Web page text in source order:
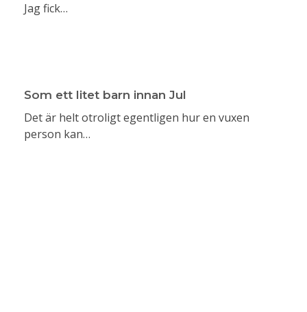
Jag fick…
Som ett litet barn innan Jul
Det är helt otroligt egentligen hur en vuxen
person kan…